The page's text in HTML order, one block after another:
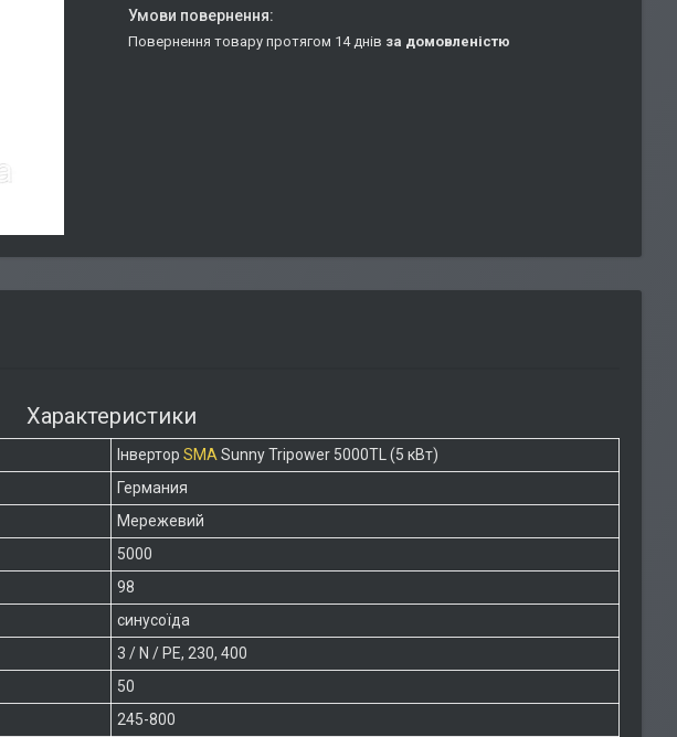
повернення товару протягом 14 днів за домовленістю
Характеристики
Інвертор SMA Sunny Tripower 5000TL (5 кВт)
Германия
Мережевий
5000
98
синусоїда
3 / N / PE, 230, 400
50
245-800